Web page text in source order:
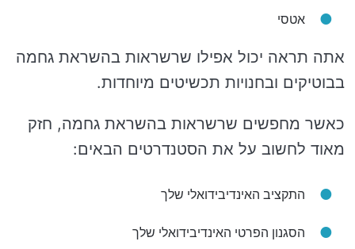
אטסי
אתה תראה יכול אפילו שרשראות בהשראת גחמה
בבוטיקים ובחנויות תכשיטים מיוחדות.
כאשר מחפשים שרשראות בהשראת גחמה, חזק
מאוד לחשוב על את הסטנדרטים הבאים:
התקציב האינדיבידואלי שלך
הסגנון הפרטי האינדיבידואלי שלך